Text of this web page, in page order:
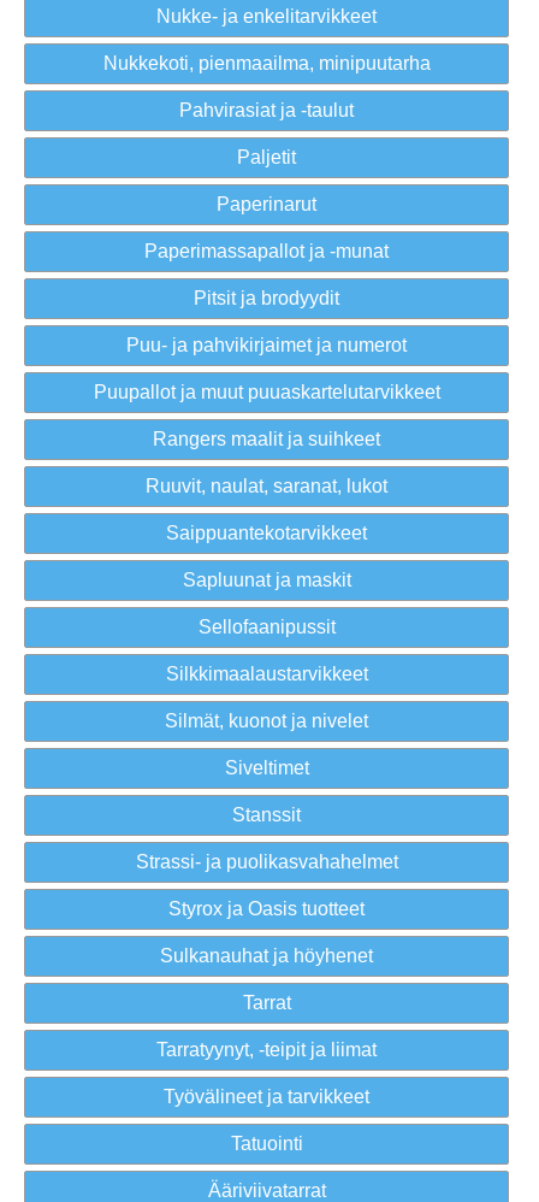
Nukke- ja enkelitarvikkeet
Nukkekoti, pienmaailma, minipuutarha
Pahvirasiat ja -taulut
Paljetit
Paperinarut
Paperimassapallot ja -munat
Pitsit ja brodyydit
Puu- ja pahvikirjaimet ja numerot
Puupallot ja muut puuaskartelutarvikkeet
Rangers maalit ja suihkeet
Ruuvit, naulat, saranat, lukot
Saippuantekotarvikkeet
Sapluunat ja maskit
Sellofaanipussit
Silkkimaalaustarvikkeet
Silmät, kuonot ja nivelet
Siveltimet
Stanssit
Strassi- ja puolikasvahahelmet
Styrox ja Oasis tuotteet
Sulkanauhat ja höyhenet
Tarrat
Tarratyynyt, -teipit ja liimat
Työvälineet ja tarvikkeet
Tatuointi
Ääriviivatarrat